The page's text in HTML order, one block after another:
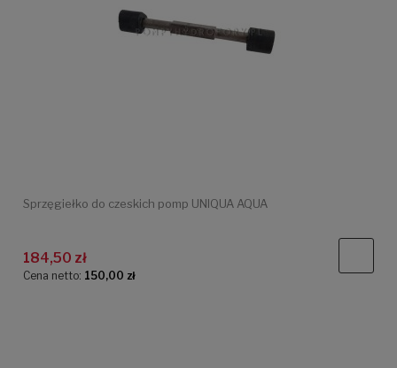
Sprzęgiełko do czeskich pomp UNIQUA AQUA
184,50 zł
Cena netto: 150,00 zł